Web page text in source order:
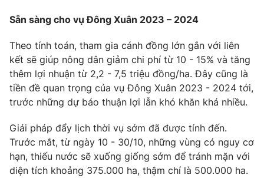
® Cấm sao chép dưới mọi hình thức nếu không có sự chấp
thuận bằng văn bản. Ghi rõ nguồn VTV.vn khi phát hành lại
Sẵn sàng cho vụ Đông Xuân 2023 – 2024
Theo tính toán, tham gia cánh đồng lớn gắn với liên
kết sẽ giúp nông dân giảm chi phí từ 10 - 15% và tăng
thêm lợi nhuận từ 2,2 - 7,5 triệu đồng/ha. Đây cũng là
tiền đề quan trọng của vụ Đông Xuân 2023 - 2024 tới,
trước những dự báo thuận lợi lẫn khó khăn khá nhiều.
Giải pháp đẩy lịch thời vụ sớm đã được tính đến.
Trước mắt, từ ngày 10 - 30/10, những vùng có nguy cơ
hạn, thiếu nước sẽ xuống giống sớm để tránh mặn với
diện tích khoảng 375.000 ha, thậm chí là 500.000 ha.